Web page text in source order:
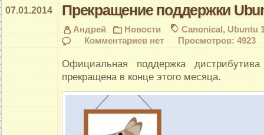
Прекращение поддержки
07.01.2014
Андрей
Новости Canonical, Ubuntu
Комментариев нет
Просмотров: 4923
Официальная поддержка
прекращена в конце этого месяца.